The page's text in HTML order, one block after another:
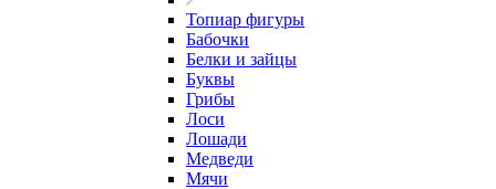
Топиар фигуры
Бабочки
Белки и зайцы
Буквы
Грибы
Лоси
Лошади
Медведи
Мячи